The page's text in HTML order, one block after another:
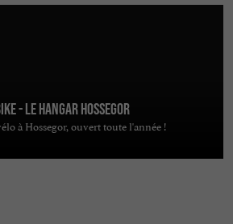
- Le Hangar Hossegor
à Hossegor, ouvert toute l'année !